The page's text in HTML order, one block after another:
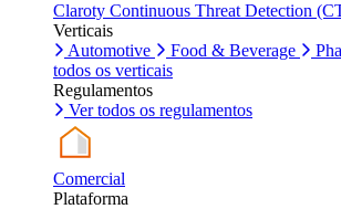
Claroty Continuous Threat Detection
Verticais
Automotive
Food & Beverage
todos os verticais
Regulamentos
Ver todos os regulamentos
Comercial
Plataforma